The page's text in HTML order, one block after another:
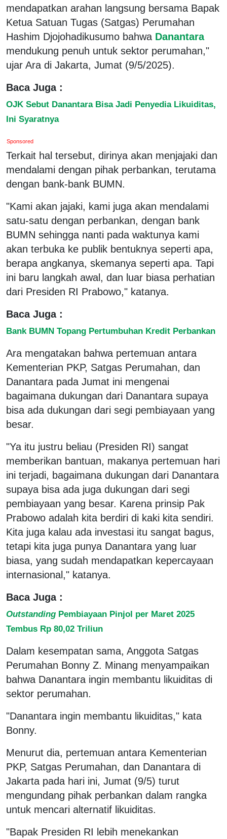
mendapatkan arahan langsung bersama Bapak
Ketua Satuan Tugas (Satgas) Perumahan
Hashim Djojohadikusumo bahwa Danantara
mendukung penuh untuk sektor perumahan,"
ujar Ara di Jakarta, Jumat (9/5/2025).
Baca Juga :
OJK Sebut Danantara Bisa Jadi Penyedia Likuiditas,
Ini Syaratnya
Sponsored
Terkait hal tersebut, dirinya akan menjajaki dan
mendalami dengan pihak perbankan, terutama
dengan bank-bank BUMN.
"Kami akan jajaki, kami juga akan mendalami
satu-satu dengan perbankan, dengan bank
BUMN sehingga nanti pada waktunya kami
akan terbuka ke publik bentuknya seperti apa,
berapa angkanya, skemanya seperti apa. Tapi
ini baru langkah awal, dan luar biasa perhatian
dari Presiden RI Prabowo," katanya.
Baca Juga :
Bank BUMN Topang Pertumbuhan Kredit Perbankan
Ara mengatakan bahwa pertemuan antara
Kementerian PKP, Satgas Perumahan, dan
Danantara pada Jumat ini mengenai
bagaimana dukungan dari Danantara supaya
bisa ada dukungan dari segi pembiayaan yang
besar.
"Ya itu justru beliau (Presiden RI) sangat
memberikan bantuan, makanya pertemuan hari
ini terjadi, bagaimana dukungan dari Danantara
supaya bisa ada juga dukungan dari segi
pembiayaan yang besar. Karena prinsip Pak
Prabowo adalah kita berdiri di kaki kita sendiri.
Kita juga kalau ada investasi itu sangat bagus,
tetapi kita juga punya Danantara yang luar
biasa, yang sudah mendapatkan kepercayaan
internasional," katanya.
Baca Juga :
Outstanding Pembiayaan Pinjol per Maret 2025
Tembus Rp 80,02 Triliun
Dalam kesempatan sama, Anggota Satgas
Perumahan Bonny Z. Minang menyampaikan
bahwa Danantara ingin membantu likuiditas di
sektor perumahan.
"Danantara ingin membantu likuiditas," kata
Bonny.
Menurut dia, pertemuan antara Kementerian
PKP, Satgas Perumahan, dan Danantara di
Jakarta pada hari ini, Jumat (9/5) turut
mengundang pihak perbankan dalam rangka
untuk mencari alternatif likuiditas.
"Bapak Presiden RI lebih menekankan